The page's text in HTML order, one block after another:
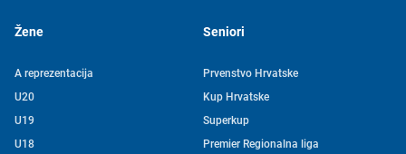
Žene
A reprezentacija
U20
U19
U18
Seniori
Prvenstvo Hrvatske
Kup Hrvatske
Superkup
Premier Regionalna liga